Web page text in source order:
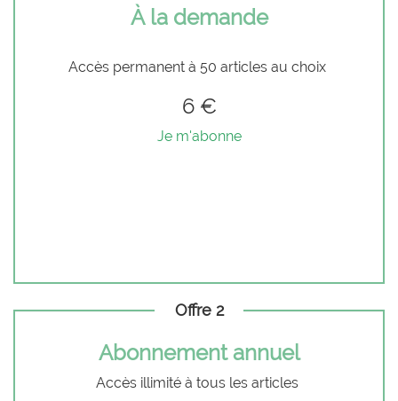
À la demande
Accès permanent à 50 articles au choix
6 €
Je m'abonne
Offre 2
Abonnement annuel
Accès illimité à tous les articles